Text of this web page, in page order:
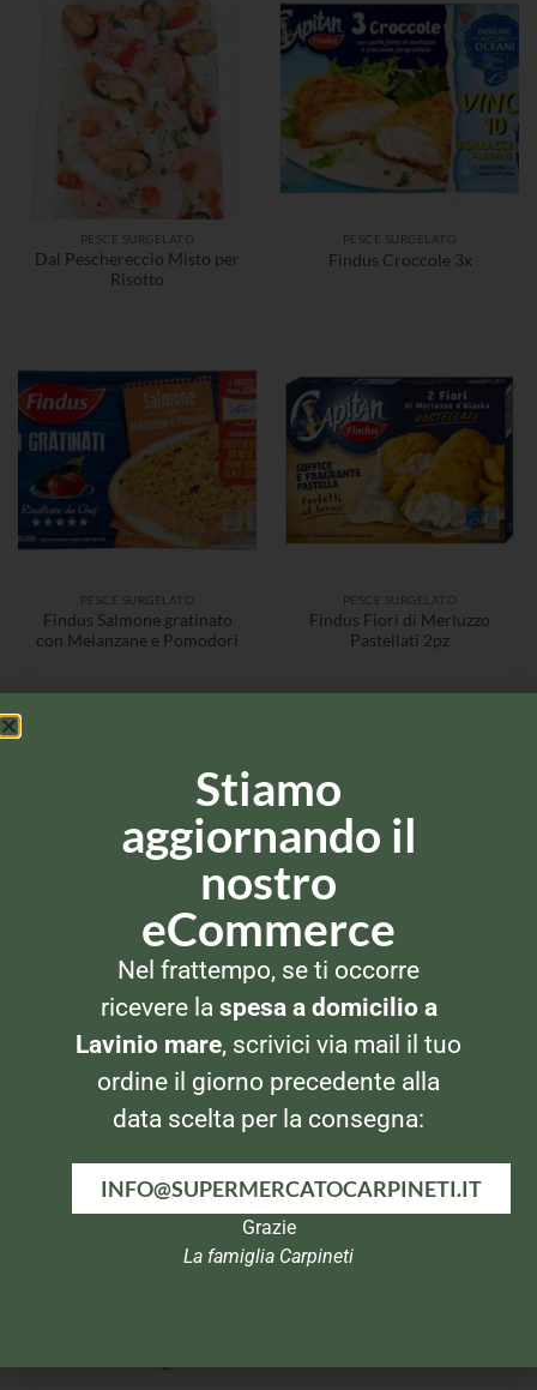
PESCE SURGELATO
Dal Peschereccio Misto per
Risotto
PESCE SURGELATO
Findus Croccole 3x
PESCE SURGELATO
Findus Salmone gratinato
con Melanzane e Pomodori
PESCE SURGELATO
Findus Fiori di Merluzzo
Pastellati 2pz
PESCE SURGELATO
Findus Merluzzo Gratinato
con pomodoro e basilico
Findus Merluzzo Gratinato
con funghi
Stiamo
aggiornando il
nostro
eCommerce
Nel frattempo, se ti occorre
ricevere la spesa a domicilio a
Lavinio mare, scrivici via mail il tuo
ordine il giorno precedente alla
data scelta per la consegna:
INFO@SUPERMERCATOCARPINETI.IT
Grazie
La famiglia Carpineti